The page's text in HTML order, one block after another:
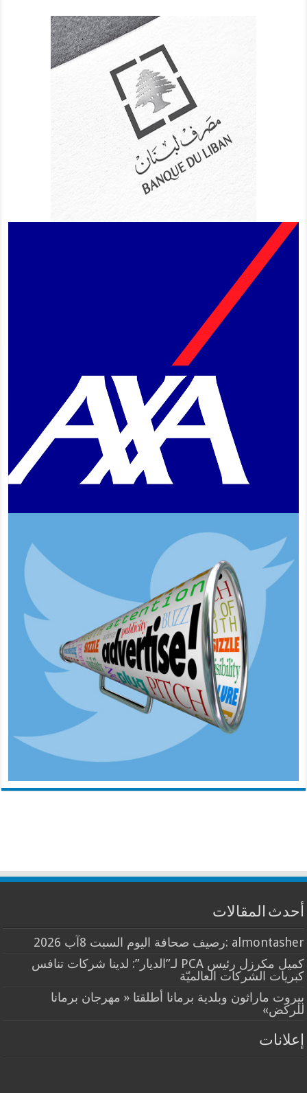
أحدث المقالات
almontasher :رصيف صحافة اليوم السبت 8آب 2026
كميل مكرزل رئيس PCA لـ”الديار”: لدينا شركات تنافس
كبريات الشركات العالميّة
بيروت ماراثون وبلدية برمانا أطلقتا « مهرجان برمانا
للركض»
إعلانات